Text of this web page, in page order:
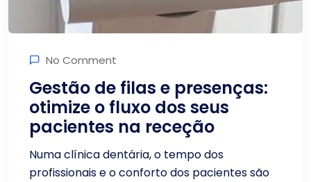
No Comment
Gestão de filas e presenças:
otimize o fluxo dos seus
pacientes na receção
Numa clínica dentária, o tempo dos
profissionais e o conforto dos pacientes são